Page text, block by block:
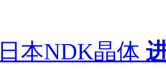
日本NDK晶体